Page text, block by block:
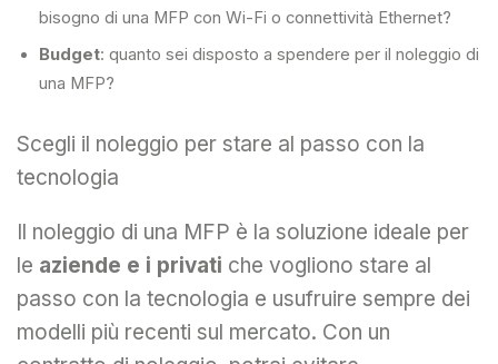
bisogno di una MFP con Wi-Fi o connettività Ethernet?
Budget: quanto sei disposto a spendere per il noleggio di
una MFP?
Scegli il noleggio per stare al passo con la
tecnologia
Il noleggio di una MFP è la soluzione ideale per
le aziende e i privati che vogliono stare al
passo con la tecnologia e usufruire sempre dei
modelli più recenti sul mercato. Con un